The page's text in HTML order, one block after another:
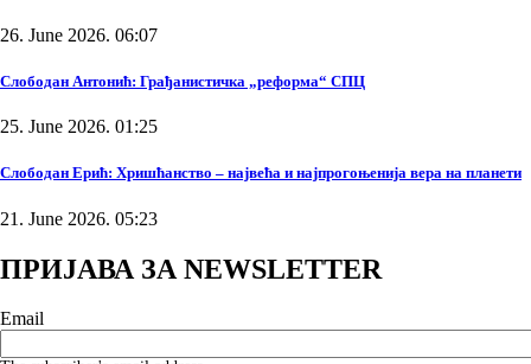
26. June 2026. 06:07
Слободан Антонић: Грађанистичка „реформа“ СПЦ
25. June 2026. 01:25
Слободан Ерић: Хришћанство – највећа и најпрогоњенија вера на планети
21. June 2026. 05:23
ПРИЈАВА ЗА NEWSLETTER
Email